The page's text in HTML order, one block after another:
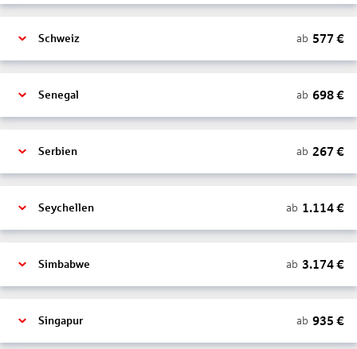
Schweiz ab 577 €
Senegal ab 698€
Serbien ab 267 €
Seychellen ab 1.114€
Simbabwe ab 3.174€
Singapur ab 935 €